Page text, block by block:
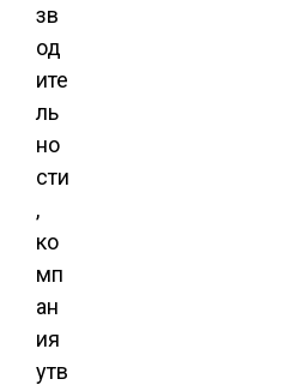
зв
од
ите
ль
но
сти
,
ко
мп
ан
ия
утв